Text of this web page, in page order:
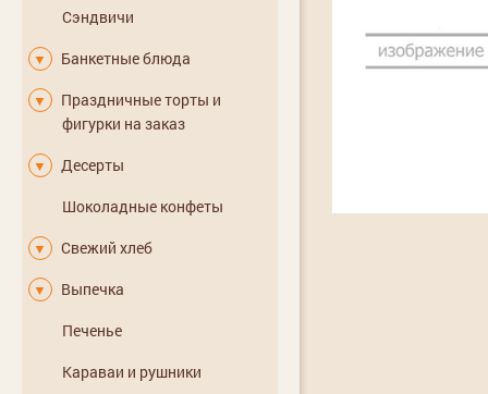
Сэндвичи
▼ Банкетные блюда
▼
Праздничные торты и
фигурки на заказ
▼
Десерты
Шоколадные конфеты
▼ Свежий хлеб
▼
Выпечка
Печенье
Караваи и рушники